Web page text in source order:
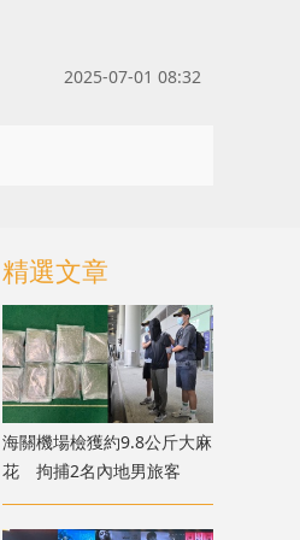
2025-07-01 08:32
精選文章
海關機場檢獲約9.8公斤大麻
花 拘捕2名內地男旅客